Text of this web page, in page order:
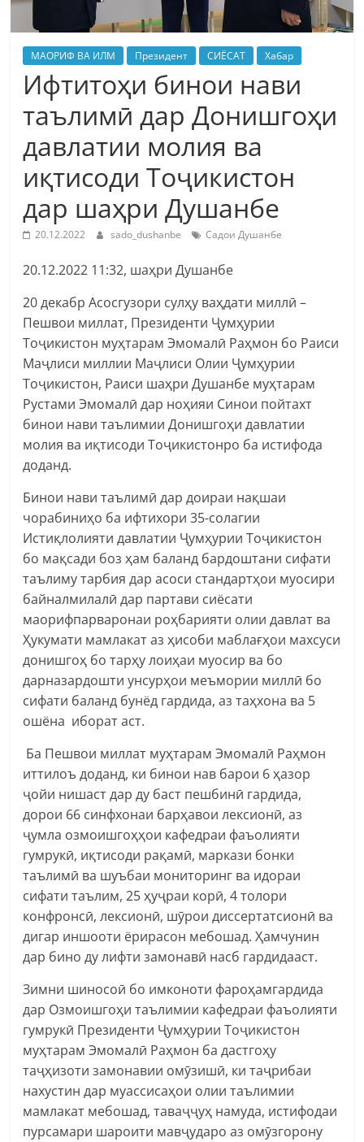
МАОРИФ ВА ИЛМ Президент СИЁСАТ Хабар
Ифтитоҳи бинои нави
таълимӣ дар Донишгоҳи
давлатии молия ва
иқтисоди Тоҷикистон
дар шаҳри Душанбе
20.12.2022 sado_dushanbe Садои Душанбе
20.12.2022 11:32, шаҳри Душанбе
20 декабр Асосгузори сулҳу ваҳдати миллӣ –
Пешвои миллат, Президенти Ҷумҳурии
Тоҷикистон муҳтарам Эмомалӣ Раҳмон бо Раиси
Маҷлиси миллии Маҷлиси Олии Ҷумҳурии
Тоҷикистон, Раиси шаҳри Душанбе муҳтарам
Рустами Эмомалӣ дар ноҳияи Синои пойтахт
бинои нави таълимии Донишгоҳи давлатии
молия ва иқтисоди Тоҷикистонро ба истифода
доданд.
Бинои нави таълимӣ дар доираи нақшаи
чорабиниҳо ба ифтихори 35-солагии
Истиқлолияти давлатии Ҷумҳурии Тоҷикистон
бо мақсади боз ҳам баланд бардоштани сифати
таълиму тарбия дар асоси стандартҳои муосири
байналмилалӣ дар партави сиёсати
маорифпарваронаи роҳбарияти олии давлат ва
Ҳукумати мамлакат аз ҳисоби маблағҳои махсуси
донишгоҳ бо тарҳу лоиҳаи муосир ва бо
дарназардошти унсурҳои меъмории миллӣ бо
сифати баланд бунёд гардида, аз таҳхона ва 5
ошёна иборат аст.
Ба Пешвои миллат муҳтарам Эмомалӣ Раҳмон
иттилоъ доданд, ки бинои нав барои 6 ҳазор
ҷойи нишаст дар ду баст пешбинӣ гардида,
дорои 66 синфхонаи барҳавои лексионӣ, аз
ҷумла озмоишгоҳҳои кафедраи фаъолияти
гумрукӣ, иқтисоди рақамӣ, маркази бонки
таълимӣ ва шуъбаи мониторинг ва идораи
сифати таълим, 25 ҳуҷраи корӣ, 4 толори
конфронсӣ, лексионӣ, шӯрои диссертатсионӣ ва
дигар иншооти ёрирасон мебошад. Ҳамчунин
дар бино ду лифти замонавӣ насб гардидааст.
Зимни шиносоӣ бо имконоти фароҳамгардида
дар Озмоишгоҳи таълимии кафедраи фаъолияти
гумрукӣ Президенти Ҷумҳурии Тоҷикистон
муҳтарам Эмомалӣ Раҳмон ба дастгоҳу
таҷҳизоти замонавии омӯзишӣ, ки таҷрибаи
нахустин дар муассисаҳои олии таълимии
мамлакат мебошад, таваҷҷуҳ намуда, истифодаи
пурсамари шароити мавҷударо аз омӯзгорону